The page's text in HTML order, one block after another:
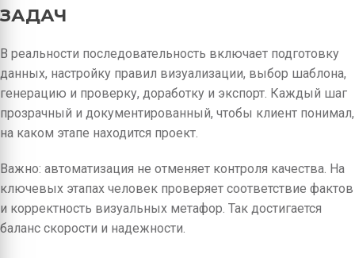
ЗАДАЧ
В реальности последовательность включает подготовку
данных, настройку правил визуализации, выбор шаблона,
генерацию и проверку, доработку и экспорт. Каждый шаг
прозрачный и документированный, чтобы клиент понимал,
на каком этапе находится проект.
Важно: автоматизация не отменяет контроля качества. На
ключевых этапах человек проверяет соответствие фактов
и корректность визуальных метафор. Так достигается
баланс скорости и надежности.